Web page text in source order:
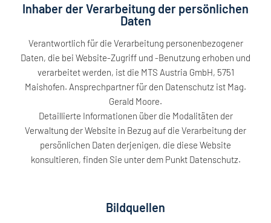
Inhaber der Verarbeitung der persönlichen
Daten
Verantwortlich für die Verarbeitung personenbezogener
Daten, die bei Website-Zugriff und -Benutzung erhoben und
verarbeitet werden, ist die MTS Austria GmbH, 5751
Maishofen. Ansprechpartner für den Datenschutz ist Mag.
Gerald Moore.
Detaillierte Informationen über die Modalitäten der
Verwaltung der Website in Bezug auf die Verarbeitung der
persönlichen Daten derjenigen, die diese Website
konsultieren, finden Sie unter dem Punkt Datenschutz.
Bildquellen